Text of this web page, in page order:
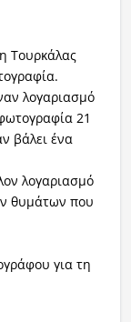
Τουρκάλας
λογαριασμό
21
βάλει ένα
λογαριασμό
θυμάτων που
για τη